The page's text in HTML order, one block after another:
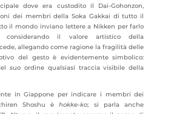
dove era custodito il Dai-Gohonzon,
dei membri della Soka Gakkai di tutto il
il mondo inviano lettere a Nikken per farlo
considerando il valore artistico della
allegando come ragione la fragilità delle
del gesto è evidentemente simbolico:
suo ordine qualsiasi traccia visibile della
in Giappone per indicare i membri dei
Shoshu èhokke-ko; si parla anche